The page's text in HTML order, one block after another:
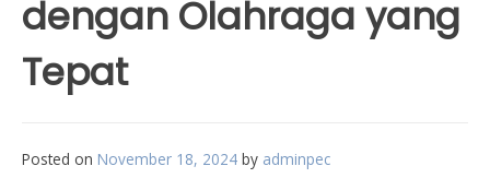
dengan Olahraga yang
Tepat
Posted on November 18, 2024 by adminpec